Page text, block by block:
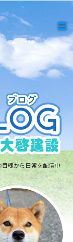
線から日常を配信中